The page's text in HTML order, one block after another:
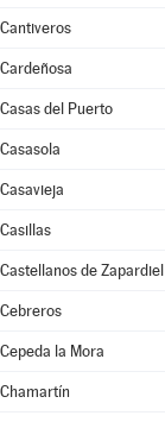
Cantiveros
Cardeñosa
Casas del Puerto
Casasola
Casavieja
Casillas
Castellanos de Zapardiel
Cebreros
Cepeda la Mora
Chamartín